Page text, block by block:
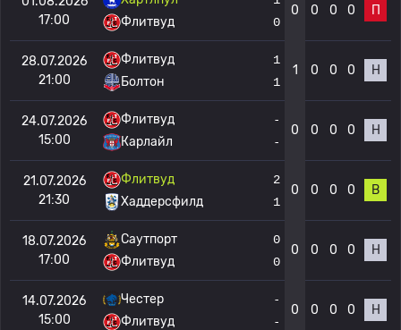
17:00
Флитвуд
0
0 0 0 0 П
28.07.2026
21:00
Флитвуд
Болтон
1
1
1 0 0 0 Н
24.07.2026
15:00
Флитвуд
Карлайл
-
-
0 0 0 0 Н
21.07.2026
21:30
Флитвуд
Хаддерсфилд
2
1
0 0 0 0 В
18.07.2026
17:00
Саутпорт
Флитвуд
0
0
0 0 0 0 Н
14.07.2026
15:00
Честер
Флитвуд
-
-
0 0 0 0 Н